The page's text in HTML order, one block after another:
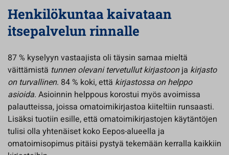
Henkilökuntaa kaivataan
itsepalvelun rinnalle
87 % kyselyyn vastaajista oli täysin samaa mieltä
väittämistä tunnen olevani tervetullut kirjastoonja kirjasto
on turvallinen. 84 % koki, että kirjastossa on helppo
asioida. Asioinnin helppous korostui myös avoimissa
palautteissa, joissa omatoimikirjastoa kiiteltiin runsaasti.
Lisäksi tuotiin esille, että omatoimikirjastojen käytäntöjen
tulisi olla yhtenäiset koko Eepos-alueella ja
omatoimisopimus pitäisi pystyä tekemään kerralla kaikkiin